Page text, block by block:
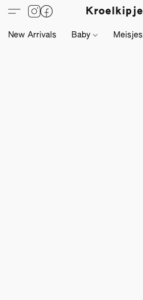
Kroelkipje
New Arrivals Baby